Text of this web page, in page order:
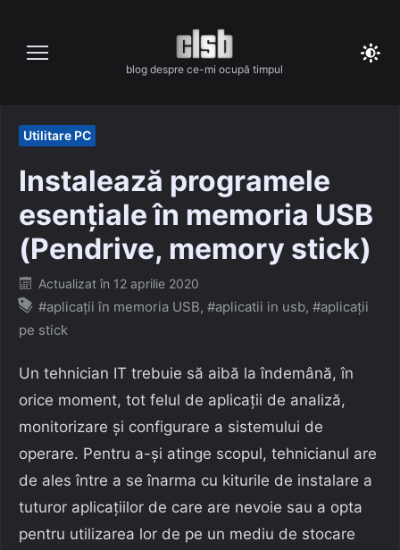
content
blog despre ce-mi ocupă timpul
Utilitare PC
Instalează programele
esențiale în memoria USB
(Pendrive, memory stick)
Posted
on
Actualizat în 12 aprilie 2020
#aplicații în memoria USB, #aplicatii in usb, #aplicații
pe stick
Un tehnician IT trebuie să aibă la îndemână, în
orice moment, tot felul de aplicații de analiză,
monitorizare și configurare a sistemului de
operare. Pentru a-și atinge scopul, tehnicianul are
de ales între a se înarma cu kiturile de instalare a
tuturor aplicațiilor de care are nevoie sau a opta
pentru utilizarea lor de pe un mediu de stocare